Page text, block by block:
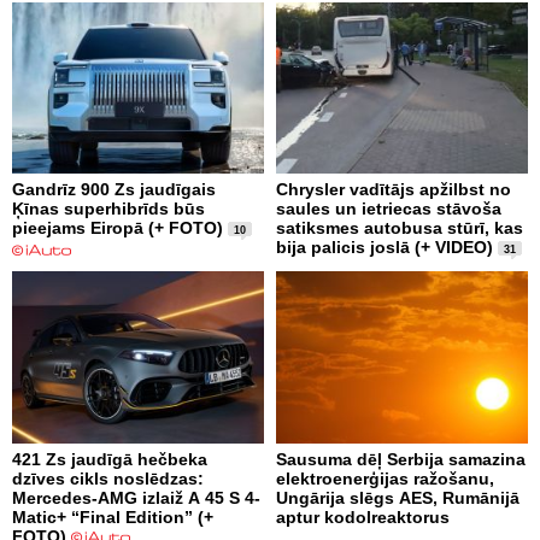
Gandrīz 900 Zs jaudīgais
Ķīnas superhibrīds būs
pieejams Eiropā (+ FOTO)
10
Chrysler vadītājs apžilbst no
saules un ietriecas stāvoša
satiksmes autobusa stūrī, kas
bija palicis joslā (+ VIDEO)
31
421 Zs jaudīgā hečbeka
dzīves cikls noslēdzas:
Mercedes-AMG izlaiž A 45 S 4-
Matic+ “Final Edition” (+
FOTO)
Sausuma dēļ Serbija samazina
elektroenerģijas ražošanu,
Ungārija slēgs AES, Rumānijā
aptur kodolreaktorus